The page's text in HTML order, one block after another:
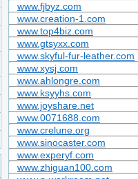
www.fjbyz.com
www.creation-1.com
www.top4biz.com
www.gtsyxx.com
www.skyful-fur-leather.com
www.xysj.com
www.ahlongre.com
www.ksyyhs.com
www.joyshare.net
www.0071688.com
www.crelune.org
www.sinocaster.com
www.experyf.com
www.zhiguan100.com